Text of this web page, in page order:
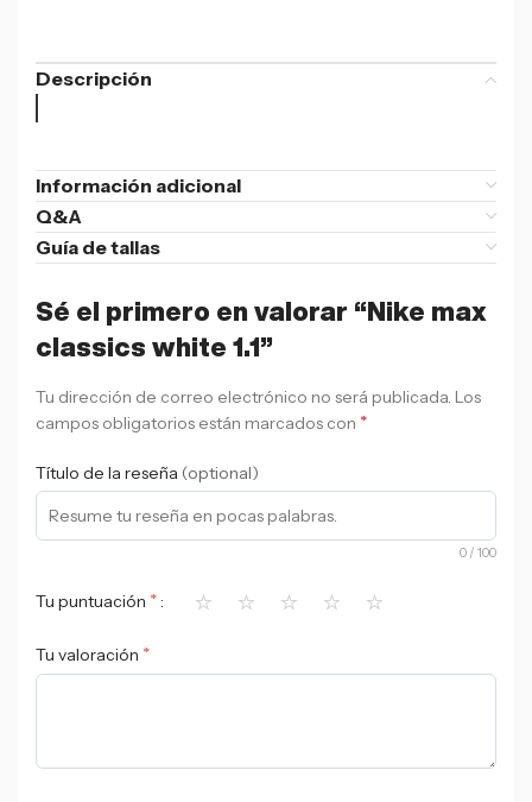
Descripción
Información adicional
Q&A
Guía de tallas
Sé el primero en valorar “Nike max
classics white 1.1”
Tu dirección de correo electrónico no será publicada. Los
campos obligatorios están marcados con *
Título de la reseña (optional)
0 / 100
Tu puntuación * ⭐ ⭐ ⭐ ⭐ ⭐
Tu valoración *